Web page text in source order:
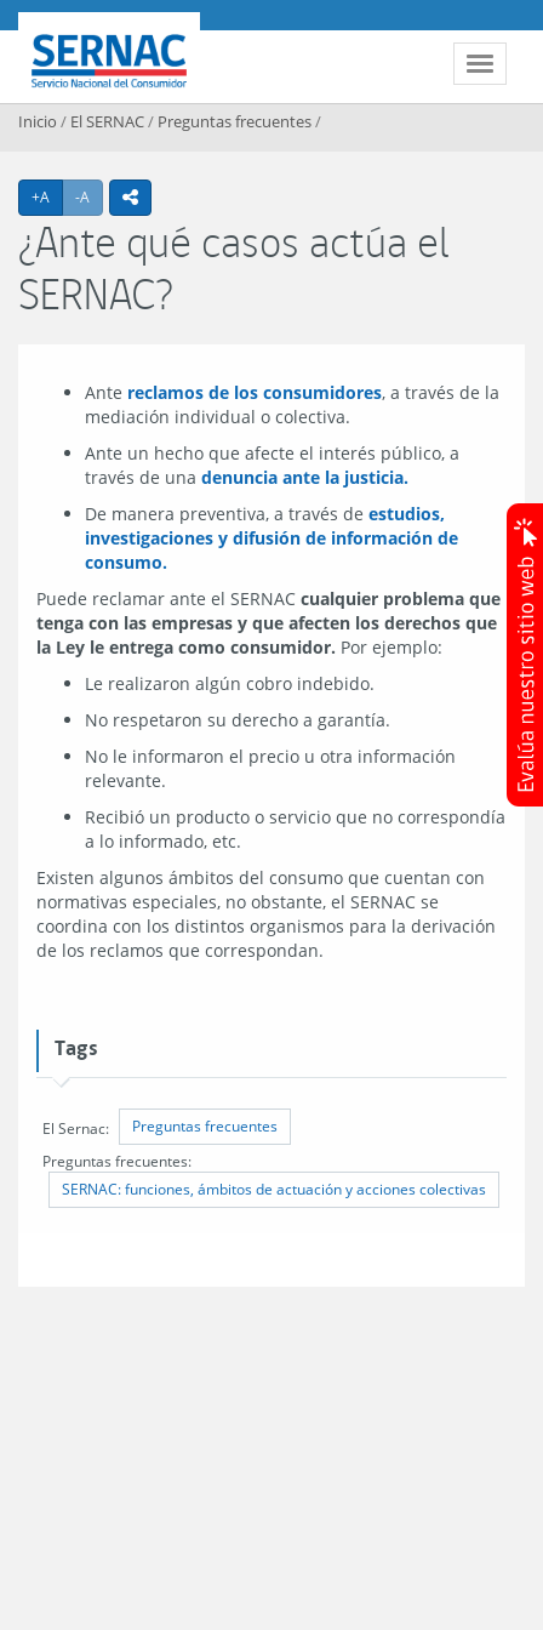
Contenido principal
Toggle
SERNAC
Inicio / El SERNAC/ Preguntas frecuentes/
+A Agrandar texto
-A Achicar textoicono compartir
¿Ante qué casos actúa el
SERNAC?
Ante reclamos de los consumidores, a través de la
mediación individual o colectiva.
Ante un hecho que afecte el interés público, a
través de una denuncia ante la justicia.
De manera preventiva, a través de estudios,
investigaciones y difusión de información de
consumo.
Puede reclamar ante el SERNAC cualquier problema que
tenga con las empresas y que afecten los derechos que
la Ley le entrega como consumidor. Por ejemplo:
Le realizaron algún cobro indebido.
No respetaron su derecho a garantía.
No le informaron el precio u otra información
relevante.
Recibió un producto o servicio que no correspondía
a lo informado, etc.
Existen algunos ámbitos del consumo que cuentan con
normativas especiales, no obstante, el SERNAC se
coordina con los distintos organismos para la derivación
de los reclamos que correspondan.
Tags
El Sernac: Preguntas frecuentes
Preguntas frecuentes:
SERNAC: funciones, ámbitos de actuación y acciones colectivas